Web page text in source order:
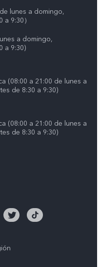
lunes a domingo,
9:30）
a domingo,
a 9:30)
(08:00 a 21:00 de lunes a
de 8:30 a 9:30)
(08:00 a 21:00 de lunes a
de 8:30 a 9:30)